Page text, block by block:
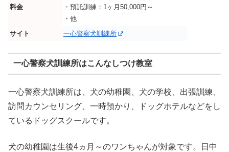
料金
・預託訓練：1ヶ月50,000円～
・他
サイト
一心警察犬訓練所
一心警察犬訓練所はこんなしつけ教室
一心警察犬訓練所は、犬の幼稚園、犬の学校、出張訓練、
訪問カウンセリング、一時預かり、ドッグホテルなどをし
ているドッグスクールです。
犬の幼稚園は生後4ヵ月～のワンちゃんが対象です。日中